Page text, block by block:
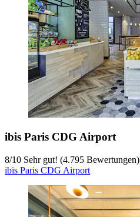
ibis Paris CDG Airport
8/10 Sehr gut! (4.795 Bewertungen)
ibis Paris CDG Airport